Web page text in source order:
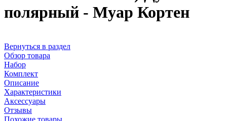
полярный - Муар Кортен
Вернуться в раздел
Обзор товара
Набор
Комплект
Описание
Характеристики
Аксессуары
Отзывы
Похожие товары